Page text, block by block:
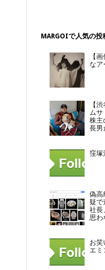
MARGOIで人気の投
【
なア
【
ムサ
株主
長男
窪塚
偽高
疑で
社長
思わ
お
エミ